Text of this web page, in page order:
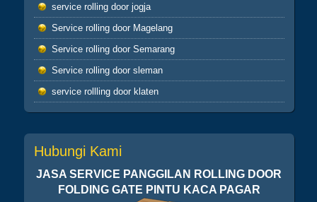
banyak agar kamu beruntung (Q.S.62:10)
Sahabatku..karunia Allah tak hanya berbentuk
uang,bisa
ilmu,hikmah,kesehatan,silaturahmi,kekuatan
iman dan lain-lain. Insyaallah semua jadi
ibadah
service rolling door jogja
Service rolling door Magelang
Service rolling door Semarang
Service rolling door sleman
service rollling door klaten
Hubungi Kami
JASA SERVICE PANGGILAN ROLLING DOOR
FOLDING GATE PINTU KACA PAGAR